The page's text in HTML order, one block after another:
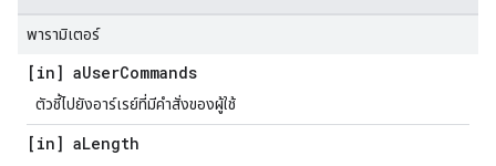
พารามิเตอร์
[in] aUserCommands
ตัวชี้ไปยังอาร์เรย์ที่มีคําสั่งของผู้ใช้
[in] aLength